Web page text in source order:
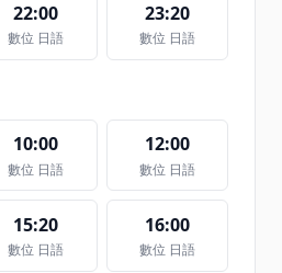
22:00
數位 日語
23:20
數位 日語
10:00
數位 日語
12:00
數位 日語
15:20
數位 日語
16:00
數位 日語